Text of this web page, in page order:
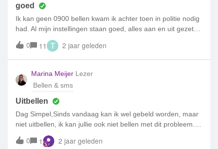
Simpel.nl doorgevoerd, waardoor de oproep nu niet meer
eten gooien?Op dit topic wordt 2 dagen terug zelfde klacht
gemeld: Graag snel (re)actie, want ik ben afhankelijk van dit
vervoer Update: ook het ziggo klantenservice nummer 0900
goed
Ik kan geen 0900 bellen kwam ik achter toen in politie nodig
had. Al mijn instellingen staan goed, alles aan en uit gezet
maar nog kan ik niet naar 0900 bellen.
0 11 T 2 jaar geleden
Marina Meijer Lezer
Bellen & sms
Uitbellen
Dag Simpel,Sinds vandaag kan ik wel gebeld worden, maar
niet uitbellen, ik kan jullie ook niet bellen met dit probleem. Ik
heb mijn telefoon al opnieuw opgestart en al een helemaal
uitgezet en opnieuw opgestart, probleem is hiermee niet
0 1 2 jaar geleden